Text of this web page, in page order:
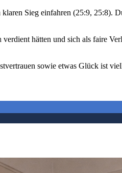
Sieg einfahren (25:9,
hätten und sich als faire
sowie etwas Glück ist